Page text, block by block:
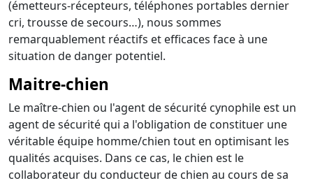
(émetteurs-récepteurs, téléphones portables dernier
cri, trousse de secours…), nous sommes
remarquablement réactifs et efficaces face à une
situation de danger potentiel.
Maitre-chien
Le maître-chien ou l'agent de sécurité cynophile est un
agent de sécurité qui a l'obligation de constituer une
véritable équipe homme/chien tout en optimisant les
qualités acquises. Dans ce cas, le chien est le
collaborateur du conducteur de chien au cours de sa